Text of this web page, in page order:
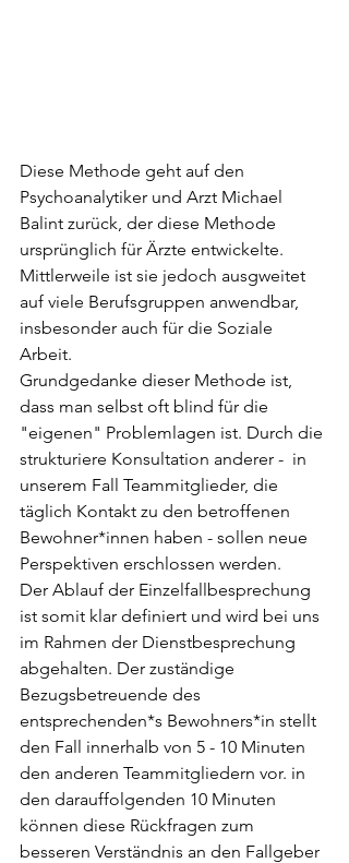
Diese Methode geht auf den
Psychoanalytiker und Arzt Michael
Balint zurück, der diese Methode
ursprünglich für Ärzte entwickelte.
Mittlerweile ist sie jedoch ausgweitet
auf viele Berufsgruppen anwendbar,
insbesonder auch für die Soziale
Arbeit.
Grundgedanke dieser Methode ist,
dass man selbst oft blind für die
"eigenen" Problemlagen ist. Durch die
strukturiere Konsultation anderer -  in
unserem Fall Teammitglieder, die
täglich Kontakt zu den betroffenen
Bewohner*innen haben - sollen neue
Perspektiven erschlossen werden.
Der Ablauf der Einzelfallbesprechung
ist somit klar definiert und wird bei uns
im Rahmen der Dienstbesprechung
abgehalten. Der zuständige
Bezugsbetreuende des
entsprechenden*s Bewohners*in stellt
den Fall innerhalb von 5 - 10 Minuten
den anderen Teammitgliedern vor. in
den darauffolgenden 10 Minuten
können diese Rückfragen zum
besseren Verständnis an den Fallgeber